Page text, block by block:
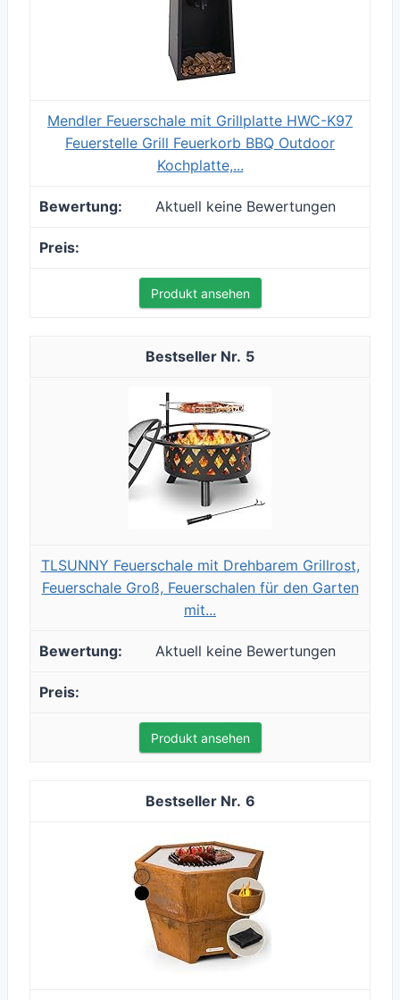
Mendler Feuerschale mit Grillplatte HWC-K97
Feuerstelle Grill Feuerkorb BBQ Outdoor
Kochplatte,...
Aktuell keine Bewertungen
Produkt ansehen
5
TLSUNNY Feuerschale mit Drehbarem Grillrost,
Feuerschale Groß, Feuerschalen für den Garten
mit...
Aktuell keine Bewertungen
Produkt ansehen
6